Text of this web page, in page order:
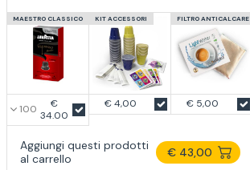
MAESTRO CLASSICO
€
34.00
KIT ACCESSORI
€ 4,00
FILTRO ANTICALCARE
€ 5,00
Aggiungi questi prodotti
al carrello
€ 43,00